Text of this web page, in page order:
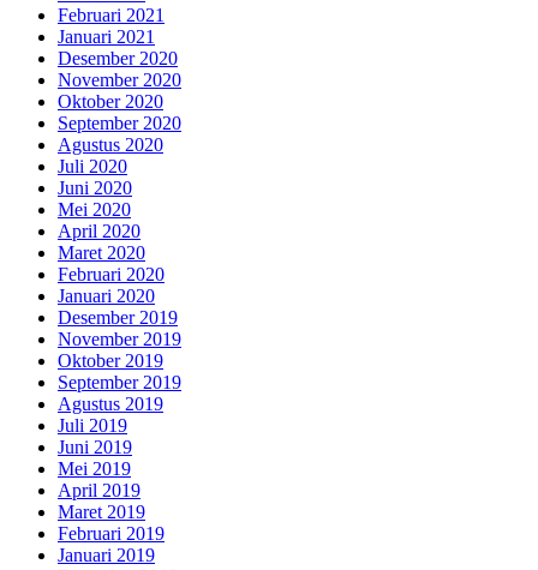
Februari 2021
Januari 2021
Desember 2020
November 2020
Oktober 2020
September 2020
Agustus 2020
Juli 2020
Juni 2020
Mei 2020
April 2020
Maret 2020
Februari 2020
Januari 2020
Desember 2019
November 2019
Oktober 2019
September 2019
Agustus 2019
Juli 2019
Juni 2019
Mei 2019
April 2019
Maret 2019
Februari 2019
Januari 2019